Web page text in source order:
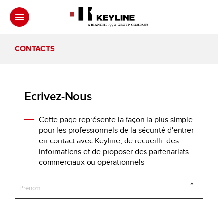
CONTACTS
Ecrivez-Nous
Cette page représente la façon la plus simple
pour les professionnels de la sécurité d'entrer
en contact avec Keyline, de recueillir des
informations et de proposer des partenariats
commerciaux ou opérationnels.